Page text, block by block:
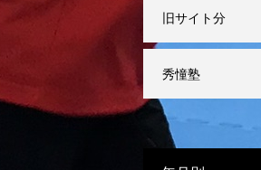
旧サイト分
秀憧塾